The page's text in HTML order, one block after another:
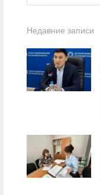
Недавние записи